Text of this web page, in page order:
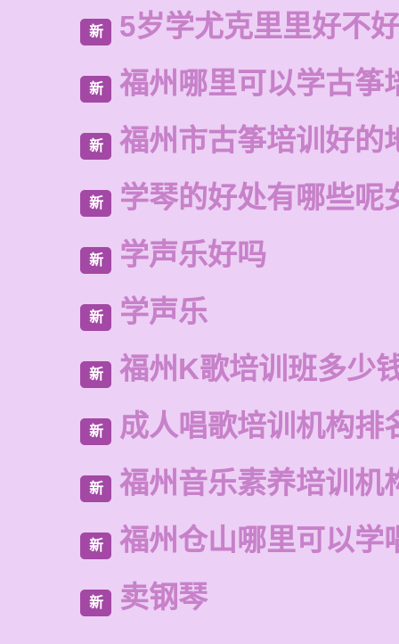
新 5岁学尤克里里好不好
新 福州哪里可以学古筝
新 福州市古筝培训好的
新 学琴的好处有哪些呢
新 学声乐好吗
新 学声乐
新 福州K歌培训班多少
新 成人唱歌培训机构排
新 福州音乐素养培训机
新 福州仓山哪里可以学
新 卖钢琴